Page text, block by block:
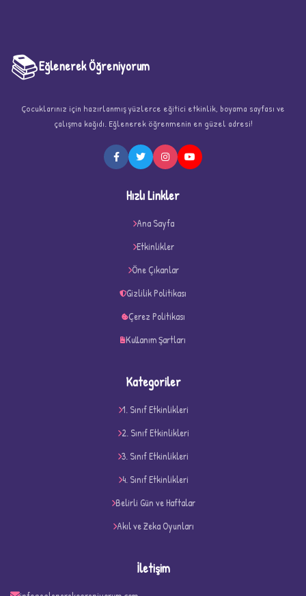
D
📚Eğlenerek Öğreniyorum
Çocuklarınız için hazırlanmış yüzlerce eğitici etkinlik, boyama sayfası ve
çalışma kağıdı. Eğlenerek öğrenmenin en güzel adresi!
Hızlı Linkler
Ana Sayfa
Etkinlikler
Öne Çıkanlar
Gizlilik Politikası
Çerez Politikası
Kullanım Şartları
Kategoriler
1. Sınıf Etkinlikleri
2. Sınıf Etkinlikleri
3. Sınıf Etkinlikleri
4. Sınıf Etkinlikleri
Belirli Gün ve Haftalar
Akıl ve Zeka Oyunları
İletişim